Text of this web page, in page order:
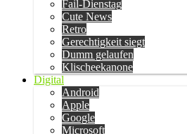
Fail-Dienstag
Cute News
Retro
Gerechtigkeit siegt
Dumm gelaufen
Klischeekanone
Digital
Android
Apple
Google
Microsoft